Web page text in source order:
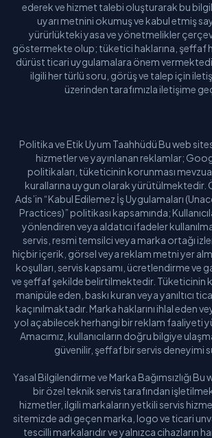
ederek ve hizmet talebi oluşturarak bu
uyarı metnini okumuş ve kabul etmiş
yürürlükteki yasa ve yönetmelikler
göstermekte olup; tüketici haklarına, şeffaf
dürüst ticari uygulamalara önem
ilgili her türlü soru, görüş ve talep için
üzerinden tarafımızla iletişime
Politika ve Etik Uyum Taahhüdü Bu web
hizmetler ve yayınlanan reklamlar;
politikaları, tüketicinin korunması
kurallarına uygun olarak yürütülmektedir.
Ads’in “Kabul Edilemez İş Uygulamaları
Practices)” politikası kapsamında;
yönlendiren veya aldatıcı ifadeler
servis, resmi temsilci veya marka ortağı
hiçbir içerik, görsel veya reklam metni yer
koşulları, servis kapsamı, ücretlendirme ve
ve şeffaf şekilde belirtilmektedir. Tüketicinin
manipüle eden, baskı kuran veya yanıltıcı
kaçınılmaktadır. Marka haklarını ihlal eden
yol açabilecek herhangi bir reklam faaliyeti
Amacımız, kullanıcıların doğru bilgiye
güvenilir, şeffaf bir servis deneyimi
Yasal Bilgilendirme ve Marka Bağımsızlığı Bu
bir özel teknik servis tarafından
hizmetler, ilgili markaların yetkili servis
sitemizde adı geçen marka, logo ve ticari
tescilli markalarıdır ve yalnızca cihazların